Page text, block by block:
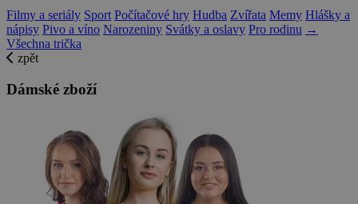
Filmy a seriály Sport Počítačové hry Hudba Zvířata Memy Hlášky a
nápisy Pivo a víno Narozeniny Svátky a oslavy Pro rodinu →
Všechna trička
zpět
Dámské zboží